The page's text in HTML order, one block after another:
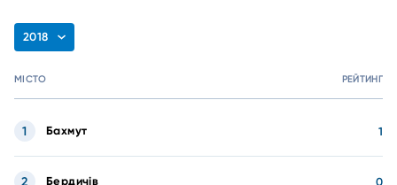
2018
МІСТО РЕЙТИНГ
Бахмут 1
1
Бердичів 0
2